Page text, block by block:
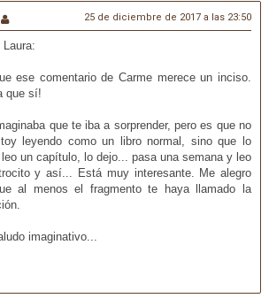
25 de diciembre de 2017 a las 23:50
Laura:
ese comentario de Carme merece un inciso.
que sí!
que te iba a sorprender, pero es que no
leyendo como un libro normal, sino que lo
un capítulo, lo dejo... pasa una semana y leo
y así... Está muy interesante. Me alegro
al menos el fragmento te haya llamado la
imaginativo...